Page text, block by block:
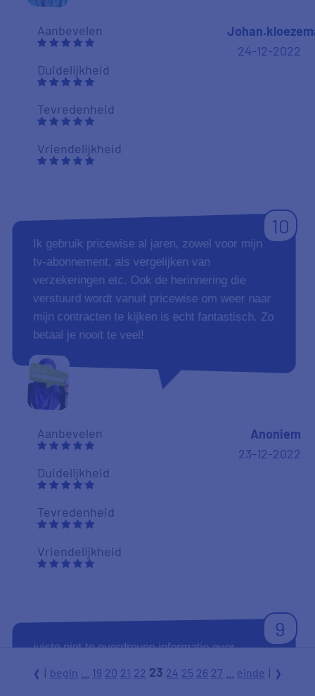
Aanbevelen
Duidelijkheid
Tevredenheid
Vriendelijkheid
24-12-2022
10
Ik gebruik pricewise al jaren, zowel voor mijn
tv-abonnement, als vergelijken van
verzekeringen etc. Ook de herinnering die
verstuurd wordt vanuit pricewise om weer naar
mijn contracten te kijken is echt fantastisch. Zo
betaal je nooit te veel!
Aanbevelen
Duidelijkheid
Tevredenheid
Vriendelijkheid
Anoniem
23-12-2022
9
juiste niet te overdreven informatie over
l | begin 19 20 21 22 23 24 25 26 27 einde | r